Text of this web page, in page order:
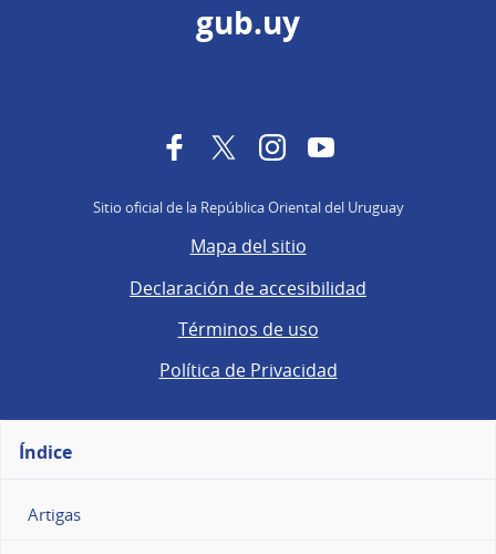
gub.uy
FacebookTwitterInstagramYouTube
Sitio oficial de la República Oriental del Uruguay
Mapa del sitio
Declaración de accesibilidad
Términos de uso
Política de Privacidad
Índice
Artigas